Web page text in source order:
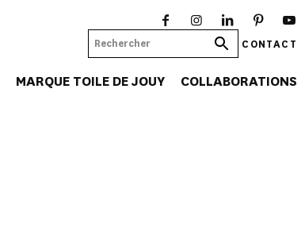
CONTACT
MARQUE TOILE DE JOUY COLLABORATIONS